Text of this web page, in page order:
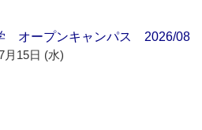
オープンキャンパス 2026/08
月15日 (水)